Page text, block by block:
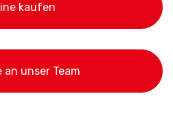
kaufen
unser Team